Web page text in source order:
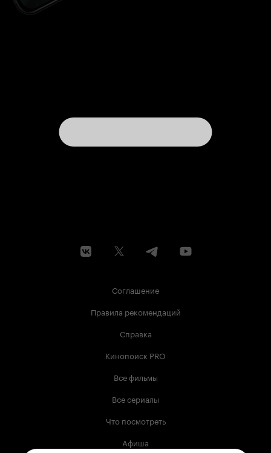
Соглашение
Правила рекомендаций
Справка
Кинопоиск PRO
Все фильмы
Все сериалы
Что посмотреть
Афиша